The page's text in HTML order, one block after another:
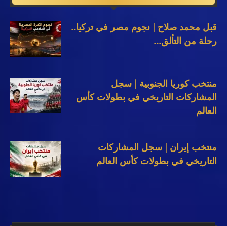
قبل محمد صلاح | نجوم مصر في تركيا..
رحلة من التألق...
منتخب كوريا الجنوبية | سجل
المشاركات التاريخي في بطولات كأس
العالم
منتخب إيران | سجل المشاركات
التاريخي في بطولات كأس العالم